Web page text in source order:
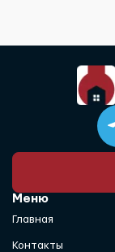
Меню
Главная
Контакты